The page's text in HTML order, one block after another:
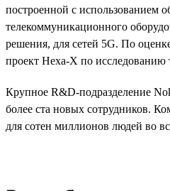
построенной с использованием
телекоммуникационного
решения, для сетей 5G. По
проект Hexa-X по исследованию
Крупное R&D-подразделение
более ста новых сотрудников.
для сотен миллионов людей во